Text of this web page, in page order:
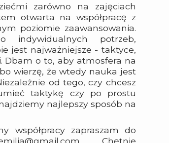
zarówno na zajęciach
otwarta na współpracę z
poziomie zaawansowania.
indywidualnych potrzeb,
jest najważniejsze - taktyce,
Dbam o to, aby atmosfera na
wierzę, że wtedy nauka jest
od tego, czy chcesz
taktykę czy po prostu
najlepszy sposób na
współpracy zapraszam do
Chętnie